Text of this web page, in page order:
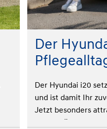
Der
Der Hyundai i20
und ist damit Ihr
Jetzt besonders